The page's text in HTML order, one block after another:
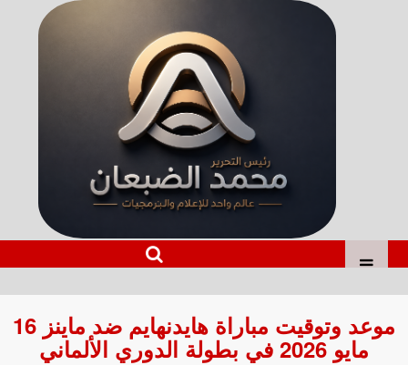
موعد وتوقيت مباراة هايدنهايم ضد ماينز 16
مايو 2026 في بطولة الدوري الألماني